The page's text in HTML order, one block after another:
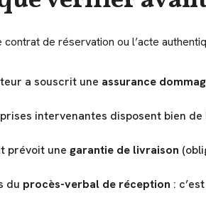
contrat de réservation ou l’acte
a souscrit une assurance
intervenantes disposent bien de
prévoit une garantie de livraison
du procès-verbal de réception :